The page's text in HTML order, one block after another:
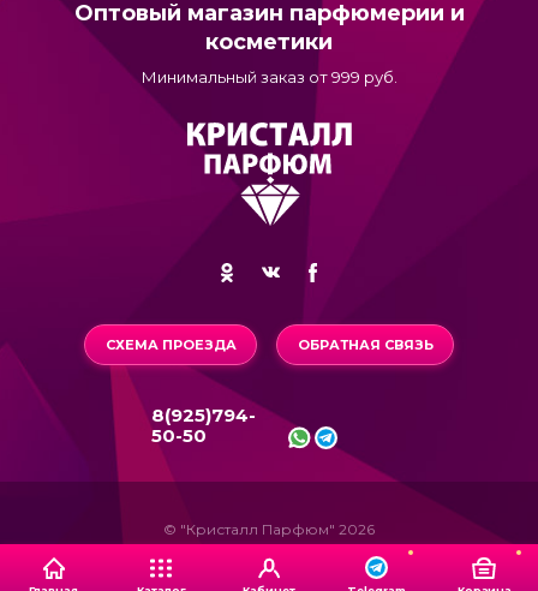
Оптовый магазин парфюмерии и
косметики
Минимальный заказ от 999 руб.
СХЕМА ПРОЕЗДА ОБРАТНАЯ СВЯЗЬ
8(925)794-
50-50
© "Кристалл Парфюм" 2026